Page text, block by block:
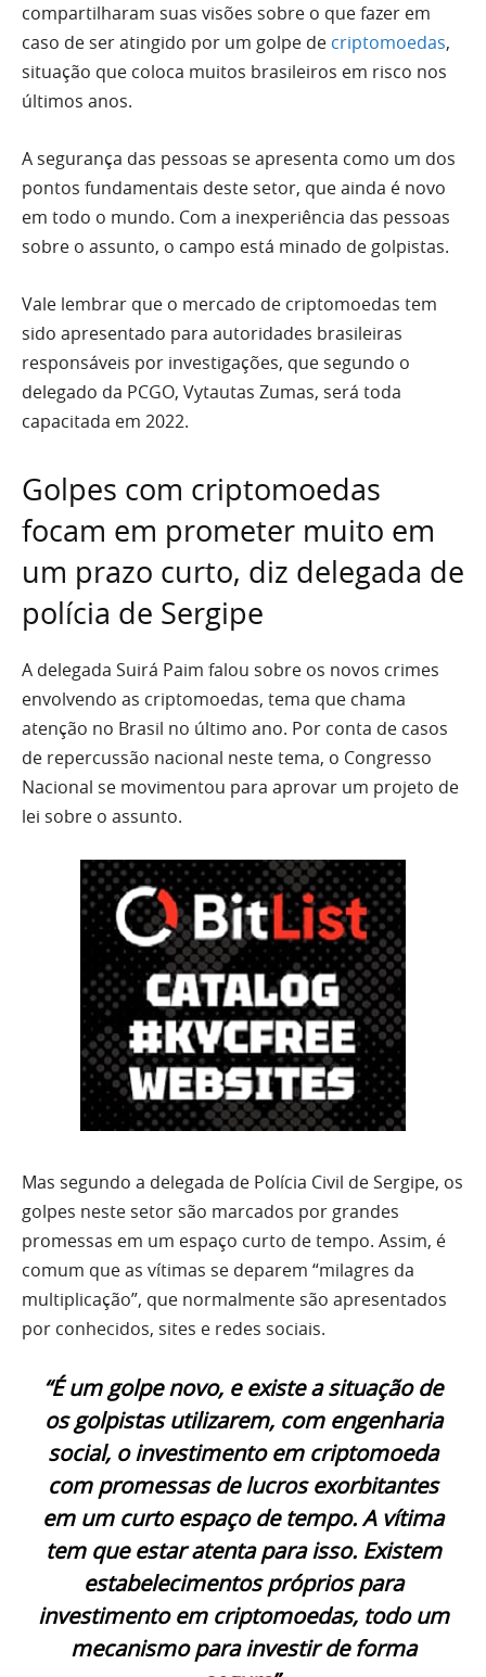
compartilharam suas visões sobre o que fazer em
caso de ser atingido por um golpe de criptomoedas,
situação que coloca muitos brasileiros em risco nos
últimos anos.
A segurança das pessoas se apresenta como um dos
pontos fundamentais deste setor, que ainda é novo
em todo o mundo. Com a inexperiência das pessoas
sobre o assunto, o campo está minado de golpistas.
Vale lembrar que o mercado de criptomoedas tem
sido apresentado para autoridades brasileiras
responsáveis por investigações, que segundo o
delegado da PCGO, Vytautas Zumas, será toda
capacitada em 2022.
Golpes com criptomoedas
focam em prometer muito em
um prazo curto, diz delegada de
polícia de Sergipe
A delegada Suirá Paim falou sobre os novos crimes
envolvendo as criptomoedas, tema que chama
atenção no Brasil no último ano. Por conta de casos
de repercussão nacional neste tema, o Congresso
Nacional se movimentou para aprovar um projeto de
lei sobre o assunto.
Mas segundo a delegada de Polícia Civil de Sergipe, os
golpes neste setor são marcados por grandes
promessas em um espaço curto de tempo. Assim, é
comum que as vítimas se deparem “milagres da
multiplicação”, que normalmente são apresentados
por conhecidos, sites e redes sociais.
“É um golpe novo, e existe a situação de
os golpistas utilizarem, com engenharia
social, o investimento em criptomoeda
com promessas de lucros exorbitantes
em um curto espaço de tempo. A vítima
tem que estar atenta para isso. Existem
estabelecimentos próprios para
investimento em criptomoedas, todo um
mecanismo para investir de forma